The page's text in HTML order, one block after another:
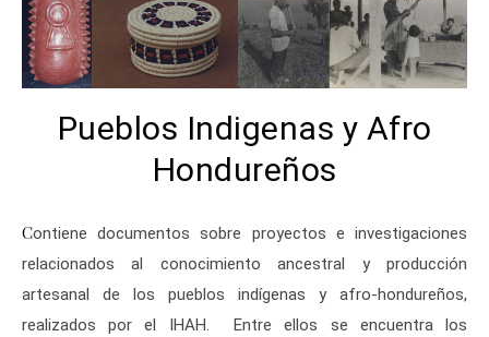
Pueblos Indigenas y Afro
Hondureños
Contiene documentos sobre proyectos e investigaciones
relacionados al conocimiento ancestral y producción
artesanal de los pueblos indígenas y afro-hondureños,
realizados por el IHAH. Entre ellos se encuentra los